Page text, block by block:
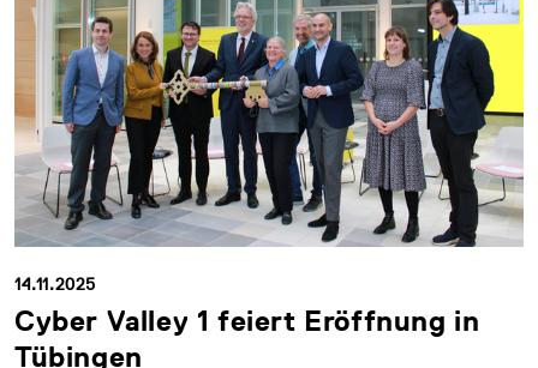
14.11.2025
Cyber Valley 1 feiert Eröffnung in
Tübingen